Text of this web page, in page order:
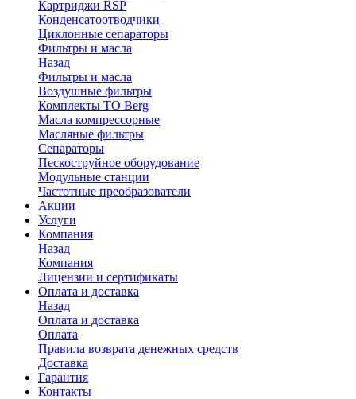
Картриджи RSP
Конденсатоотводчики
Циклонные сепараторы
Фильтры и масла
Назад
Фильтры и масла
Воздушные фильтры
Комплекты ТО Berg
Масла компрессорные
Масляные фильтры
Сепараторы
Пескоструйное оборудование
Модульные станции
Частотные преобразователи
Акции
Услуги
Компания
Назад
Компания
Лицензии и сертификаты
Оплата и доставка
Назад
Оплата и доставка
Оплата
Правила возврата денежных средств
Доставка
Гарантия
Контакты